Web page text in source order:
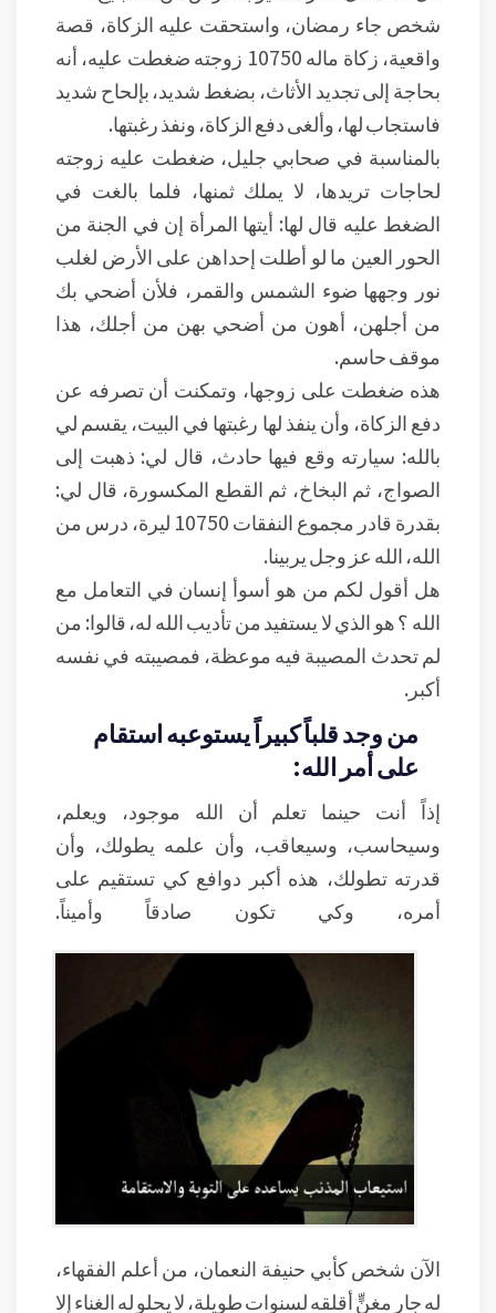
شخص جاء رمضان، واستحقت عليه الزكاة، قصة
واقعية، زكاة ماله 10750 زوجته ضغطت عليه، أنه
بحاجة إلى تجديد الأثاث، بضغط شديد، بإلحاح شديد
فاستجاب لها، وألغى دفع الزكاة، ونفذ رغبتها.
بالمناسبة في صحابي جليل، ضغطت عليه زوجته
لحاجات تريدها، لا يملك ثمنها، فلما بالغت في
الضغط عليه قال لها: أيتها المرأة إن في الجنة من
الحور العين ما لو أطلت إحداهن على الأرض لغلب
نور وجهها ضوء الشمس والقمر، فلأن أضحي بك
من أجلهن، أهون من أضحي بهن من أجلك، هذا
موقف حاسم.
هذه ضغطت على زوجها، وتمكنت أن تصرفه عن
دفع الزكاة، وأن ينفذ لها رغبتها في البيت، يقسم لي
بالله: سيارته وقع فيها حادث، قال لي: ذهبت إلى
الصواج، ثم البخاخ، ثم القطع المكسورة، قال لي:
بقدرة قادر مجموع النفقات 10750 ليرة، درس من
الله، الله عز وجل يربينا.
هل أقول لكم من هو أسوأ إنسان في التعامل مع
الله ؟ هو الذي لا يستفيد من تأديب الله له، قالوا: من
لم تحدث المصيبة فيه موعظة، فمصيبته في نفسه
أكبر.
من وجد قلباً كبيراً يستوعبه استقام
على أمر الله:
إذاً أنت حينما تعلم أن الله موجود، ويعلم،
وسيحاسب، وسيعاقب، وأن علمه يطولك، وأن
قدرته تطولك، هذه أكبر دوافع كي تستقيم على
أمره، وكي تكون صادقاً وأميناً.
الآن شخص كأبي حنيفة النعمان، من أعلم الفقهاء،
له جار مغنٍّ أقلقه لسنوات طويلة، لا يحلو له الغناء إلا